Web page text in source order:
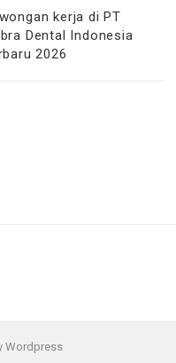
kerja di PT
Dental Indonesia
2026
Wordpress